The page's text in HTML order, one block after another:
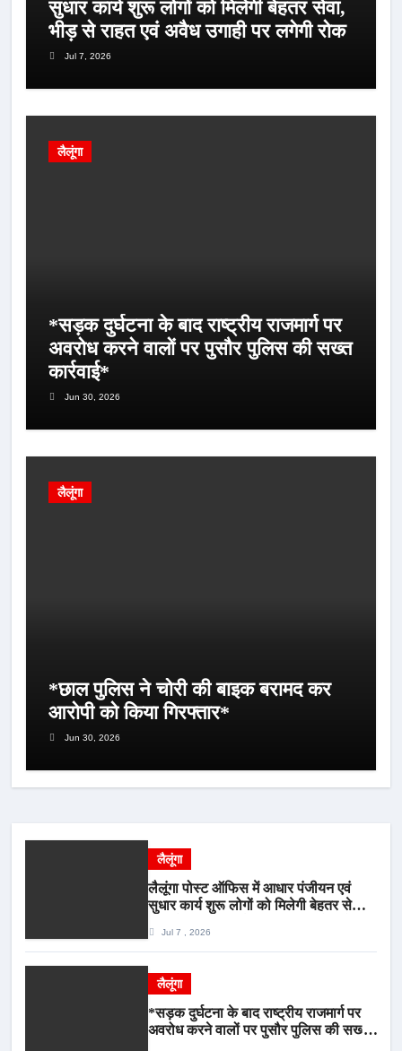
सुधार कार्य शुरू लोगों को मिलेगी बेहतर सेवा,
भीड़ से राहत एवं अवैध उगाही पर लगेगी रोक
Jul 7, 2026
लैलूंगा
*सड़क दुर्घटना के बाद राष्ट्रीय राजमार्ग पर
अवरोध करने वालों पर पुसौर पुलिस की सख्त
कार्रवाई*
Jun 30, 2026
लैलूंगा
*छाल पुलिस ने चोरी की बाइक बरामद कर
आरोपी को किया गिरफ्तार*
Jun 30, 2026
लैलूंगा
लैलूंगा पोस्ट ऑफिस में आधार पंजीयन एवं
सुधार कार्य शुरू लोगों को मिलेगी बेहतर सेवा,
Jul 7 , 2026
लैलूंगा
*सड़क दुर्घटना के बाद राष्ट्रीय राजमार्ग पर
अवरोध करने वालों पर पुसौर पुलिस की सख्त